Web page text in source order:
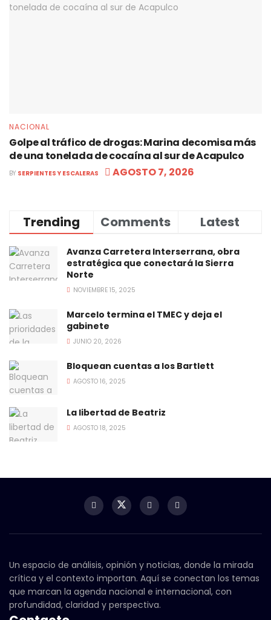
NACIONAL
Golpe al tráfico de drogas: Marina decomisa más
de una tonelada de cocaína al sur de Acapulco
BY SERPIENTES Y ESCALERAS AGOSTO 7, 2026
Trending Comments Latest
Avanza Carretera Interserrana, obra
estratégica que conectará la Sierra
Norte
NOVIEMBRE 15, 2025
Marcelo termina el TMEC y deja el
gabinete
JUNIO 20, 2026
Bloquean cuentas a los Bartlett
AGOSTO 16, 2025
La libertad de Beatriz
AGOSTO 18, 2025
Un espacio de análisis, opinión y noticias, donde la mirada
crítica y el contexto importan. Aquí se conectan los temas
que marcan la agenda nacional e internacional, con
profundidad, claridad y perspectiva.